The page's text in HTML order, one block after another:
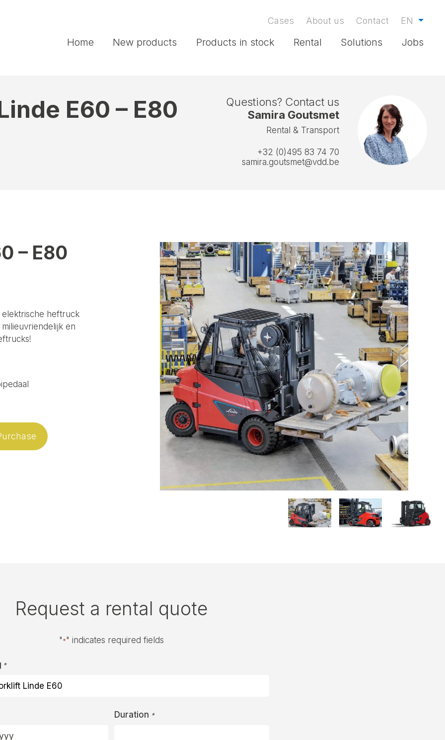
Cases About us Contact EN
Home New products Products in stock Rental Solutions Jobs
E60 – E80
Questions? Contact us
Samira Goutsmet
Rental & Transport
+32 (0)495 83 74 70
samira.goutsmet@vdd.be
– E80
heftruck
en
Request a rental quote
"*" indicates required fields
*
Duration *